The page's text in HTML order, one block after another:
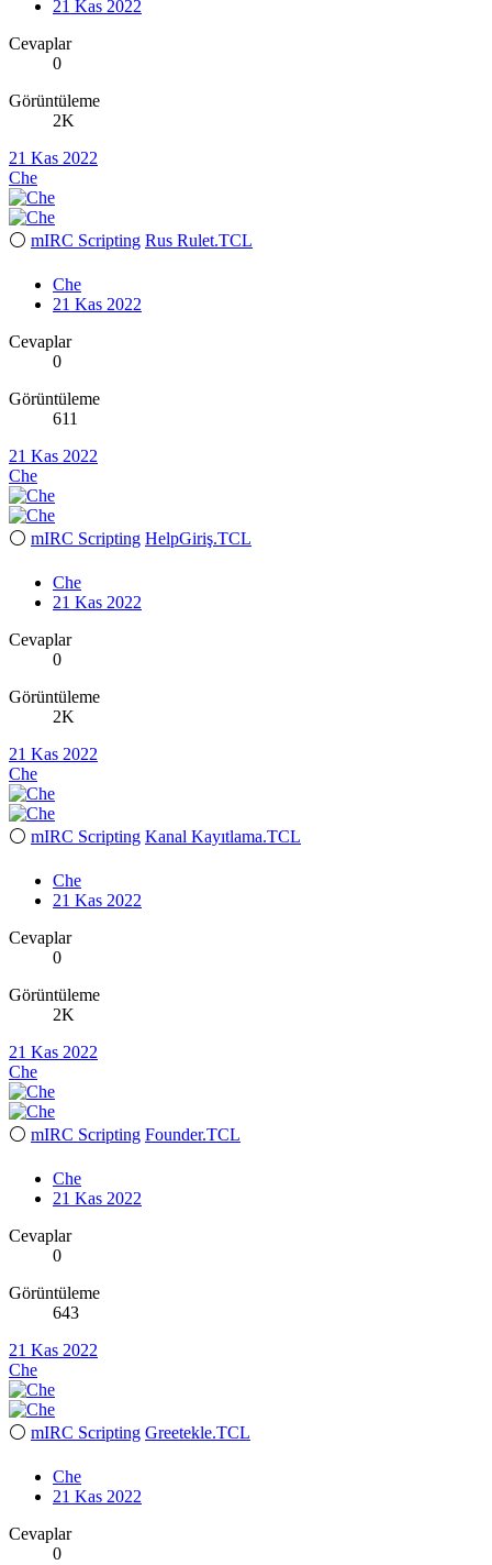
21 Kas 2022
Cevaplar
0
Görüntüleme
2K
21 Kas 2022
Che
⚪ mIRC Scripting Rus Rulet.TCL
Che
21 Kas 2022
Cevaplar
0
Görüntüleme
611
21 Kas 2022
Che
⚪ mIRC Scripting HelpGiriş.TCL
Che
21 Kas 2022
Cevaplar
0
Görüntüleme
2K
21 Kas 2022
Che
⚪ mIRC Scripting Kanal Kayıtlama.TCL
Che
21 Kas 2022
Cevaplar
0
Görüntüleme
2K
21 Kas 2022
Che
⚪ mIRC Scripting Founder.TCL
Che
21 Kas 2022
Cevaplar
0
Görüntüleme
643
21 Kas 2022
Che
⚪ mIRC Scripting Greetekle.TCL
Che
21 Kas 2022
Cevaplar
0